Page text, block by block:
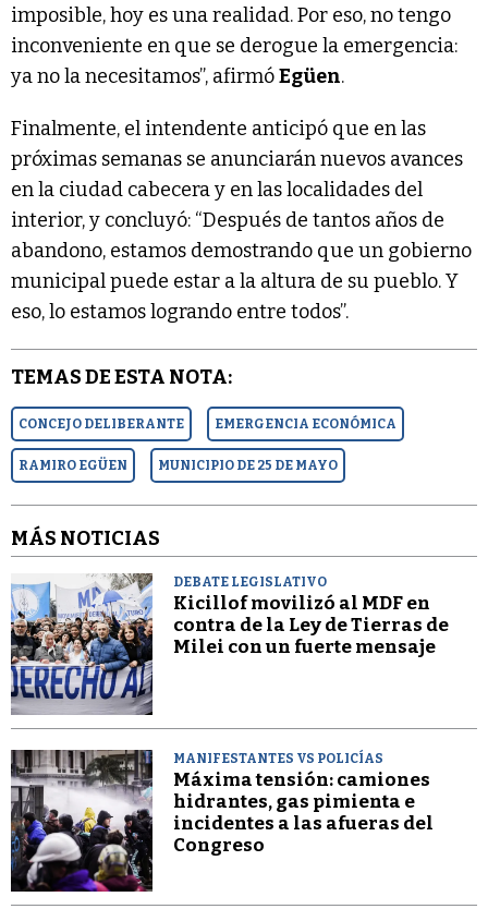
imposible, hoy es una realidad. Por eso, no tengo
inconveniente en que se derogue la emergencia:
ya no la necesitamos”, afirmóEgüen.
Finalmente, el intendente anticipó que en las
próximas semanas se anunciarán nuevos avances
en la ciudad cabecera y en las localidades del
interior, y concluyó: “Después de tantos años de
abandono, estamos demostrando que un gobierno
municipal puede estar a la altura de su pueblo. Y
eso, lo estamos logrando entre todos”.
TEMAS DE ESTA NOTA:
CONCEJO DELIBERANTE EMERGENCIA ECONÓMICA
RAMIRO EGÜEN MUNICIPIO DE 25 DE MAYO
MÁS NOTICIAS
DEBATE LEGISLATIVO
Kicillof movilizó al MDF en
contra de la Ley de Tierras de
Milei con un fuerte mensaje
MANIFESTANTES VS POLICÍAS
Máxima tensión: camiones
hidrantes, gas pimienta e
incidentes a las afueras del
Congreso